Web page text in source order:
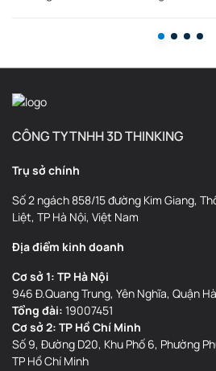
CÔNG TY TNHH 3D THINKING
Trụ sở chính
Số 2 ngách 858/15 đường Kim Giang,
Liệt, TP Hà Nội, Việt Nam
Địa điểm kinh doanh
Cơ sở 1: TP Hà Nội
946 Đ.Quang Trung, Yên Nghĩa, Quận
Tổng đài: 19007451
Cơ sở 2: TP Hồ Chí Minh
Số 9, Đường D20, Khu Phố 6, Phường
TP Hồ Chí Minh